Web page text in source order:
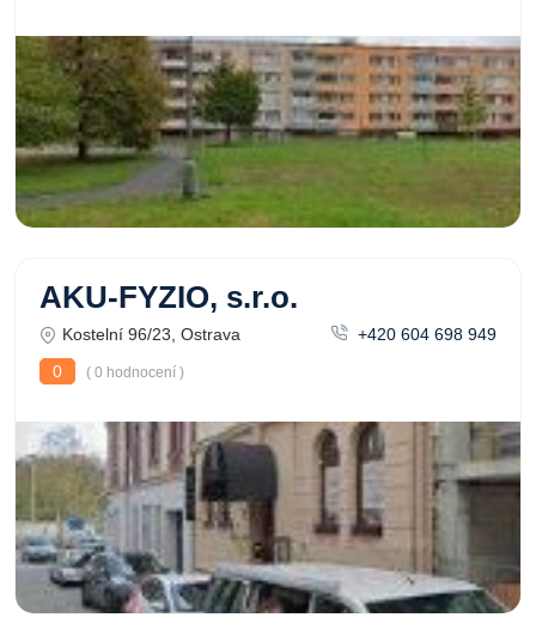
AKU-FYZIO, s.r.o.
Kostelní 96/23, Ostrava
+420 604 698 949
0
( 0 hodnocení )